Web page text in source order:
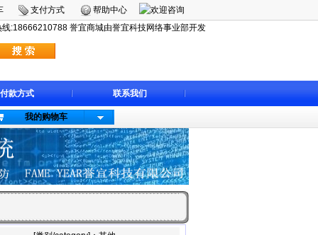
支付方式
帮助中心
:18666210788 誉宜商城由誉宜科技网络事业部开发
付款方式 联系我们
我的购物车